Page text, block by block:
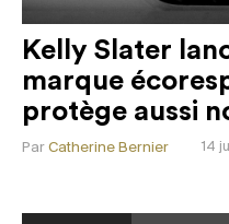
Kelly Slater
marque
protège aussi
14
Par Catherine Bernier